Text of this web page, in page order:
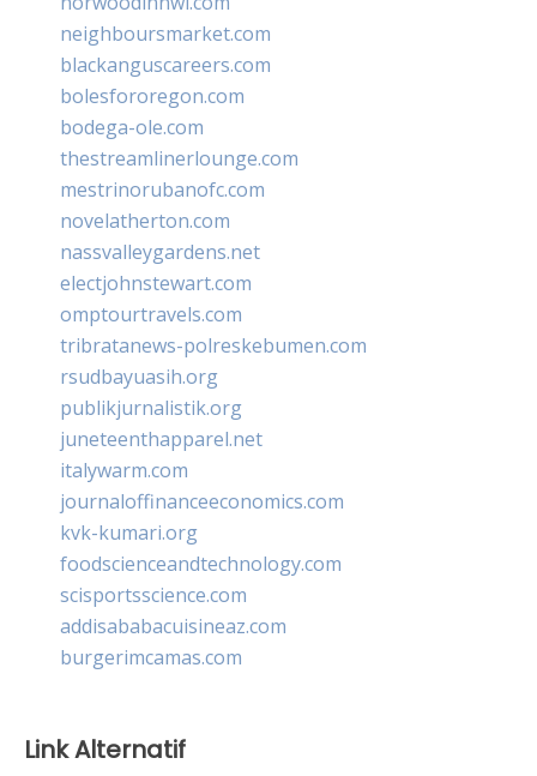
neighboursmarket.com
blackanguscareers.com
bolesfororegon.com
bodega-ole.com
thestreamlinerlounge.com
mestrinorubanofc.com
novelatherton.com
nassvalleygardens.net
electjohnstewart.com
omptourtravels.com
tribratanews-polreskebumen.com
rsudbayuasih.org
publikjurnalistik.org
juneteenthapparel.net
italywarm.com
journaloffinanceeconomics.com
kvk-kumari.org
foodscienceandtechnology.com
scisportsscience.com
addisababacuisineaz.com
burgerimcamas.com
Link Alternatif